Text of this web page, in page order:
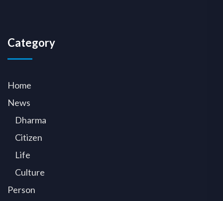
Category
Home
News
Dharma
Citizen
Life
Culture
Person